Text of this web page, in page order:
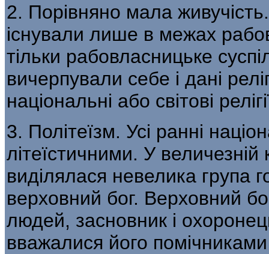
2. Порівняно мала живучість.
існували лише в межах
тільки рабовласницьке
вичерпували себе і дані
національні або світові
3. Політеїзм. Усі ранні
літеїстичними. У величезній
виділялася невелика група
верховний бог. Верховний
людей, засновник і
вважалися його помічниками